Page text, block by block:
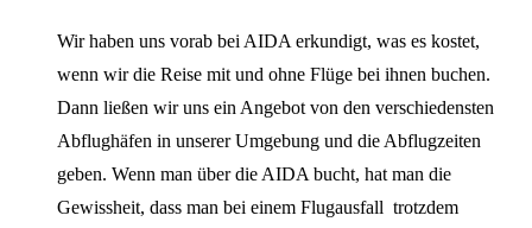
Wir haben uns vorab bei AIDA erkundigt, was es kostet,
wenn wir die Reise mit und ohne Flüge bei ihnen buchen.
Dann ließen wir uns ein Angebot von den verschiedensten
Abflughäfen in unserer Umgebung und die Abflugzeiten
geben. Wenn man über die AIDA bucht, hat man die
Gewissheit, dass man bei einem Flugausfall trotzdem